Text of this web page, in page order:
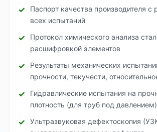
Паспорт качества производителя с
всех испытаний
Протокол химического анализа
расшифровкой элементов
Результаты механических
прочности, текучести,
Гидравлические испытания на
плотность (для труб под давлением)
Ультразвуковая дефектоскопия